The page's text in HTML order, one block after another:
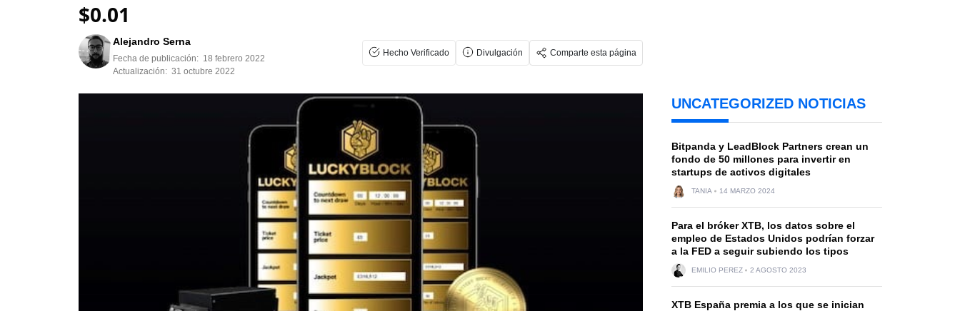
$0.01
Alejandro Serna
Fecha de publicación: 18 febrero 2022
Actualización: 31 octubre 2022
Hecho Verificado Divulgación Comparte esta página
UNCATEGORIZED NOTICIAS
Bitpanda y LeadBlock Partners crean un
fondo de 50 millones para invertir en
startups de activos digitales
TANIA 14 MARZO 2024
Para el bróker XTB, los datos sobre el
empleo de Estados Unidos podrían forzar
a la FED a seguir subiendo los tipos
EMILIO PEREZ 2 AGOSTO 2023
XTB España premia a los que se inician